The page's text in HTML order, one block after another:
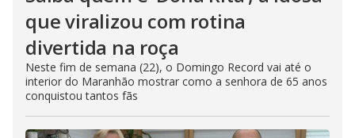
que viralizou com rotina
divertida na roça
Neste fim de semana (22), o Domingo Record vai até o
interior do Maranhão mostrar como a senhora de 65 anos
conquistou tantos fãs